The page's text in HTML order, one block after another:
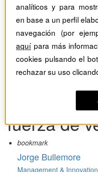
Revistas Harvard Deusto
Artículos
fuerza de
bookmark
Jorge Bullemore
Management &
analíticos y para
en base a un perfil
navegación (por
aquípara más
cookies pulsando el
rechazar su uso